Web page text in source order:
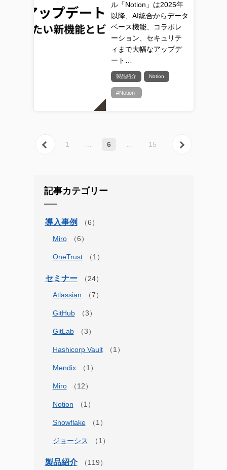
ル「Notion」は2025年
以降、AI統合からデータ
ベース機能、コラボレ
ーション、セキュリテ
ィまで大幅なアップデ
ート…
製品紹介 Notion
#Notion
1 6 15
記事カテゴリー
導入事例
Miro
OneTrust
セミナー
Atlassian
GitHub
GitLab
Hashicorp Vault
Mendix
Miro
Notion
Snowflake
ジョーシス
製品紹介